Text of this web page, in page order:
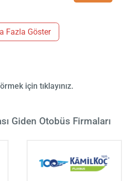
Fazla Göster
için tıklayınız.
Giden Otobüs Firmaları